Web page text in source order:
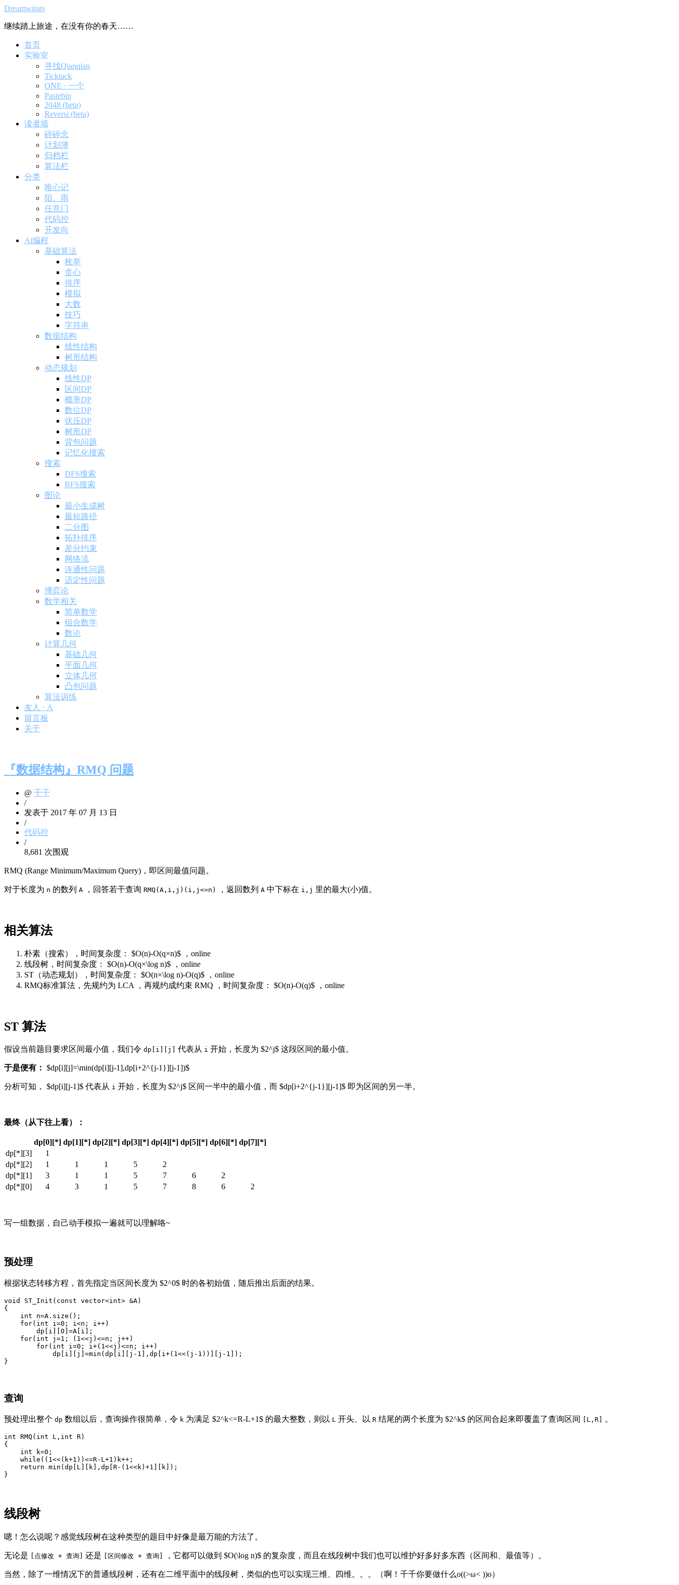
Dreamwings
继续踏上旅途，在没有你的春天……
首页
实验室
寻找Qianqian
Ticktack
ONE · 一个
Pastebin
2048 (beta)
Reversi (beta)
读者墙
碎碎念
计划簿
归档栏
算法栏
分类
唯心记
陌、雨
任意门
代码控
开发向
Ai编程
基础算法
枚举
贪心
排序
模拟
大数
技巧
字符串
数据结构
线性结构
树形结构
动态规划
线性DP
区间DP
概率DP
数位DP
状压DP
树形DP
背包问题
记忆化搜索
搜索
DFS搜索
BFS搜索
图论
最小生成树
最短路径
二分图
拓扑排序
差分约束
网络流
连通性问题
适定性问题
博弈论
数学相关
简单数学
组合数学
数论
计算几何
基础几何
平面几何
立体几何
凸包问题
算法训练
友人 · A
留言板
关于
『数据结构』RMQ 问题
@ 千千
/
发表于 2017 年 07 月 13 日
/
代码控
/
8,681 次围观
RMQ (Range Minimum/Maximum Query)，即区间最值问题。
对于长度为 n 的数列 A ，回答若干查询 RMQ(A,i,j)(i,j<=n) ，返回数列 A 中下标在 i,j 里的最大(小)值。
相关算法
朴素（搜索），时间复杂度： $O(n)-O(q×n)$ ，online
线段树，时间复杂度： $O(n)-O(q×\log n)$ ，online
ST（动态规划），时间复杂度： $O(n×\log n)-O(q)$ ，online
RMQ标准算法，先规约为 LCA ，再规约成约束 RMQ ，时间复杂度： $O(n)-O(q)$ ，online
ST 算法
假设当前题目要求区间最小值，我们令 dp[i][j] 代表从 i 开始，长度为 $2^j$ 这段区间的最小值。
于是便有： $dp[i][j]=\min(dp[i][j-1],dp[i+2^{j-1}][j-1])$
分析可知， $dp[i][j-1]$ 代表从 i 开始，长度为 $2^j$ 区间一半中的最小值，而 $dp[i+2^{j-1}][j-1]$ 即为区间的另一半。
最终（从下往上看）：
dp[0][*] dp[1][*] dp[2][*] dp[3][*] dp[4][*] dp[5][*] dp[6][*] dp[7][*]
dp[*][3]
1
dp[*][2]
1 1 1 5
2
dp[*][1]
3 1 1 5 7 6
2
dp[*][0]
4 3 1 5 7 8 6 2
写一组数据，自己动手模拟一遍就可以理解咯~
预处理
根据状态转移方程，首先指定当区间长度为 $2^0$ 时的各初始值，随后推出后面的结果。
void ST_Init(const vector<int> &A)
{
    int n=A.size();
    for(int i=0; i<n; i++)
        dp[i][0]=A[i];
    for(int j=1; (1<<j)<=n; j++)
        for(int i=0; i+(1<<j)<=n; i++)
            dp[i][j]=min(dp[i][j-1],dp[i+(1<<(j-1))][j-1]);
查询
预处理出整个 dp 数组以后，查询操作很简单，令 k 为满足 $2^k<=R-L+1$ 的最大整数，则以 L 开头、以 R 结尾的两个长度为 $2^k$ 的区间合起来即覆盖了查询区间 [L,R] 。
int RMQ(int L,int R)
{
    int k=0;
    while((1<<(k+1))<=R-L+1)k++;
    return min(dp[L][k],dp[R-(1<<k)+1][k]);
线段树
嗯！怎么说呢？感觉线段树在这种类型的题目中好像是最万能的方法了。
无论是 [点修改 + 查询] 还是 [区间修改 + 查询] ，它都可以做到 $O(\log n)$ 的复杂度，而且在线段树中我们也可以维护好多好多东西（区间和、最值等）。
当然，除了一维情况下的普通线段树，还有在二维平面中的线段树，类似的也可以实现三维、四维。。。（啊！千千你要做什么o((>ω< ))o）